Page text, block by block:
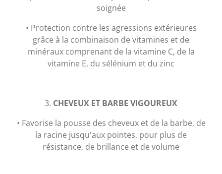
soignée
• Protection contre les agressions extérieures
grâce à la combinaison de vitamines et de
minéraux comprenant de la vitamine C, de la
vitamine E, du sélénium et du zinc
3. CHEVEUX ET BARBE VIGOUREUX
• Favorise la pousse des cheveux et de la barbe, de
la racine jusqu'aux pointes, pour plus de
résistance, de brillance et de volume